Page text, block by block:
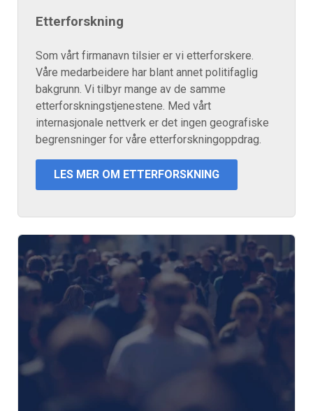
Etterforskning
Som vårt firmanavn tilsier er vi etterforskere.
Våre medarbeidere har blant annet politifaglig
bakgrunn. Vi tilbyr mange av de samme
etterforskningstjenestene. Med vårt
internasjonale nettverk er det ingen geografiske
begrensninger for våre etterforskningoppdrag.
LES MER OM ETTERFORSKNING